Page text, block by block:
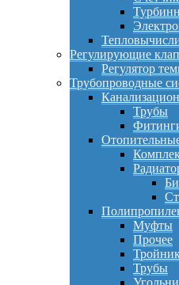
Регулирующие
Регулятор
Трубопроводные
Трубы
Муфты
Прочее
Трубы